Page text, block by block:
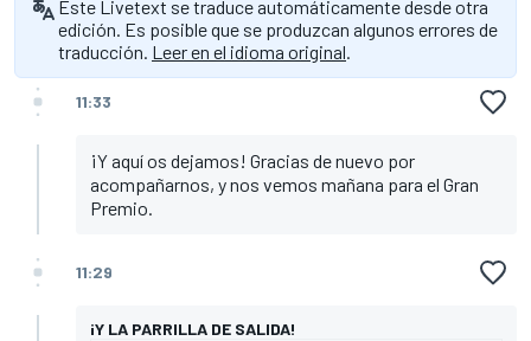
Este Livetext se traduce automáticamente desde otra
edición. Es posible que se produzcan algunos errores de
traducción. Leer en el idioma original.
11:33
¡Y aquí os dejamos! Gracias de nuevo por
acompañarnos, y nos vemos mañana para el Gran
Premio.
11:29
¡Y LA PARRILLA DE SALIDA!